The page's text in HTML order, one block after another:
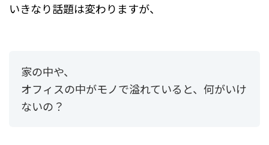
いきなり話題は変わりますが、
家の中や、
オフィスの中がモノで溢れていると、 何がいけ
ないの？